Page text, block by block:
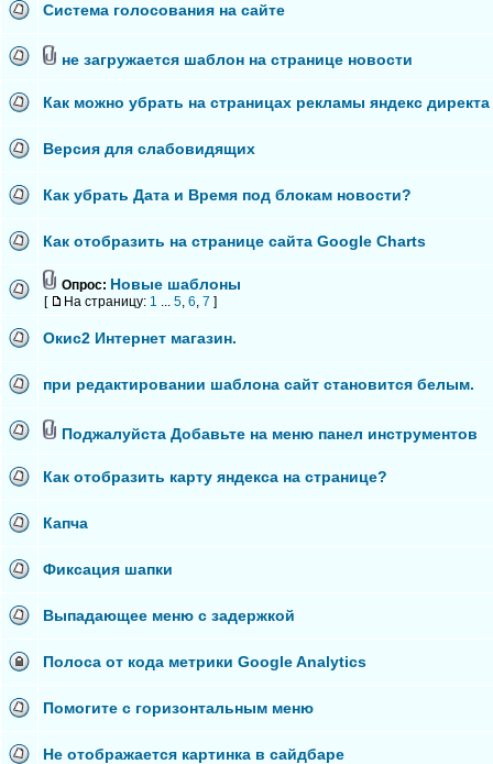
Система голосования на сайте
не загружается шаблон на странице новости
Как можно убрать на страницах рекламы яндекс директа
Версия для слабовидящих
Как убрать Дата и Время под блокам новости?
Как отобразить на странице сайта Google Charts
Опрос: Новые шаблоны
[ На страницу: 1 ... 5, 6, 7 ]
Окис2 Интернет магазин.
при редактировании шаблона сайт становится белым.
Поджалуйста Добавьте на меню панел инструментов
Как отобразить карту яндекса на странице?
Капча
Фиксация шапки
Выпадающее меню с задержкой
Полоса от кода метрики Google Analytics
Помогите с горизонтальным меню
Не отображается картинка в сайдбаре